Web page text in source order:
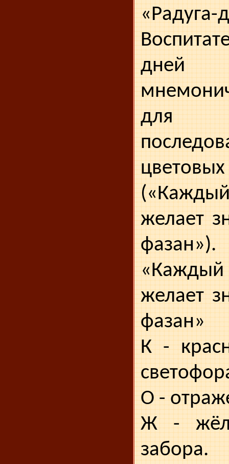
«Радуга-
дней
для
желает
фазан»).
желает
фазан»
К -
О -
Ж -
забора.